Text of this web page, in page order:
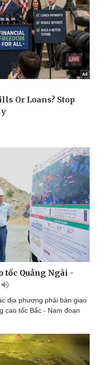
nghệ
Sành điệu
Tin Công nghệ
nghiệm
tốc Quảng Ngãi -
địa phương phải bàn giao
cao tốc Bắc - Nam đoạn